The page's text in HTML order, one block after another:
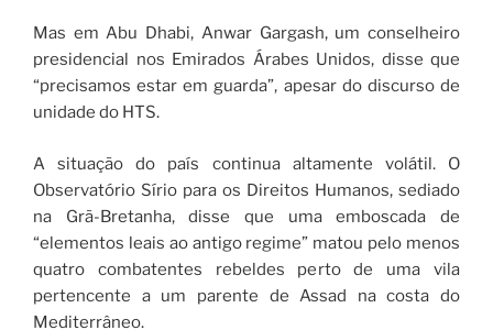
Mas em Abu Dhabi, Anwar Gargash, um conselheiro
presidencial nos Emirados Árabes Unidos, disse que
“precisamos estar em guarda”, apesar do discurso de
unidade do HTS.
A situação do país continua altamente volátil. O
Observatório Sírio para os Direitos Humanos, sediado
na Grã-Bretanha, disse que uma emboscada de
“elementos leais ao antigo regime” matou pelo menos
quatro combatentes rebeldes perto de uma vila
pertencente a um parente de Assad na costa do
Mediterrâneo.